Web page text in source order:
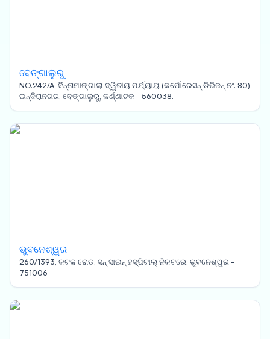
ବେଙ୍ଗାଲୁରୁ
NO.242/A, ବିନ୍ନାମାଙ୍ଗାଲା ଦ୍ୱିତୀୟ ପର୍ଯ୍ୟାୟ (କର୍ପୋରେସନ୍ ଡିଭିଜନ୍ ନଂ. 80)
ଇନ୍ଦିରାନଗର, ବେଙ୍ଗାଲୁରୁ, କର୍ଣ୍ଣାଟକ - 560038.
ଭୁବନେଶ୍ୱର
260/1393, କଟକ ରୋଡ, ସନ୍ ସାଇନ୍ ହସ୍ପିଟାଲ୍ ନିକଟରେ, ଭୁବନେଶ୍ୱର -
751006